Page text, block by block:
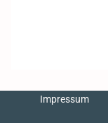
Impressum